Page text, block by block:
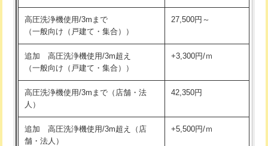
高圧洗浄機使用/3mまで
（一般向け（戸建て・集合））
27,500円～
追加 高圧洗浄機使用/3m超え
（一般向け（戸建て・集合））
+3,300円/ｍ
高圧洗浄機使用/3mまで（店舗・法
人）
42,350円
追加 高圧洗浄機使用/3m超え（店
舗・法人）
+5,500円/ｍ